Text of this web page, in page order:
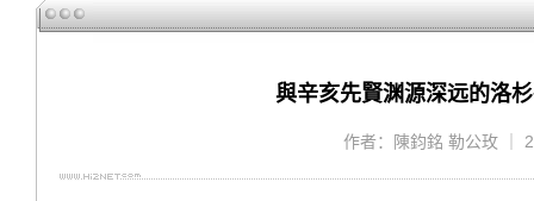
與辛亥先賢渊源深远的洛
作者：陳鈞銘 勒公玫 ｜